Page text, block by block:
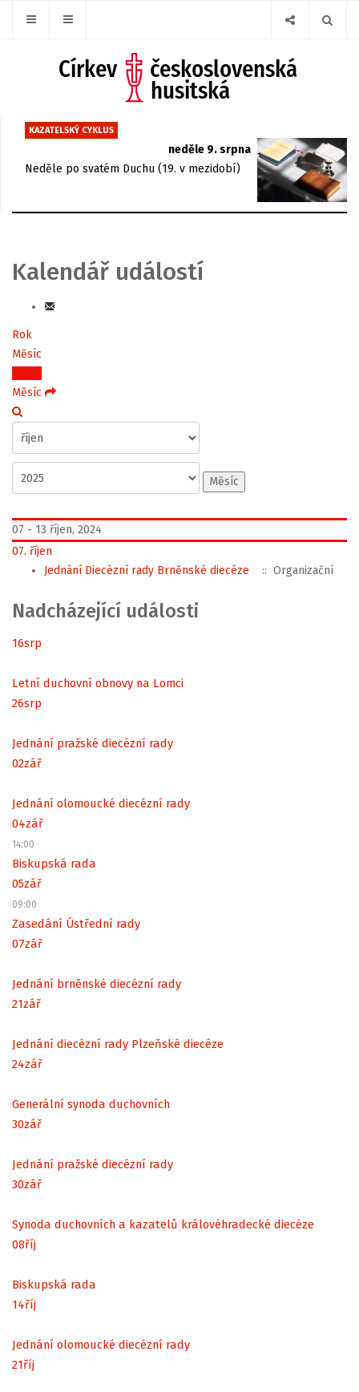
KAZATELSKÝ CYKLUS
neděle 9. srpna
Neděle po svatém Duchu (19. v mezidobí)
Kalendář událostí
Rok
Měsíc
Týden
Měsíc
Měsíc
07 - 13 říjen, 2024
07. říjen
Jednání Diecézní rady Brněnské diecéze
:: Organizační
Nadcházející události
16srp
Letní duchovní obnovy na Lomci
26srp
Jednání pražské diecézní rady
02zář
Jednání olomoucké diecézní rady
04zář
14:00
Biskupská rada
05zář
09:00
Zasedání Ústřední rady
07zář
Jednání brněnské diecézní rady
21zář
Jednání diecézní rady Plzeňské diecéze
24zář
Generální synoda duchovních
30zář
Jednání pražské diecézní rady
30zář
Synoda duchovních a kazatelů královéhradecké diecéze
08říj
Biskupská rada
14říj
Jednání olomoucké diecézní rady
21říj